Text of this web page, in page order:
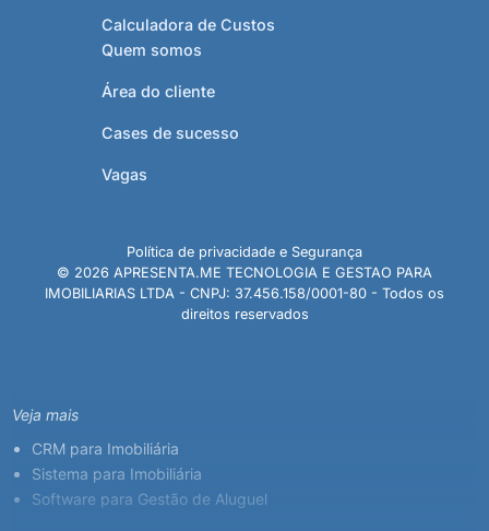
Calculadora de Custos
Quem somos
Área do cliente
Cases de sucesso
Vagas
© 2026 APRESENTA.ME TECNOLOGIA E GESTAO PARA
IMOBILIARIAS LTDA - CNPJ: 37.456.158/0001-80 - Todos os
direitos reservados
Política de privacidade e Segurança
Veja mais
CRM para Imobiliária
Sistema para Imobiliária
Software para Gestão de Aluguel